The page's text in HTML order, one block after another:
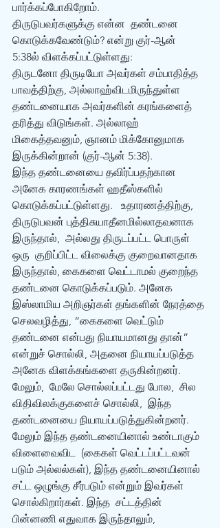
பார்க்கப்போகிறோம்.
திருடுபவர்களுக்கு என்ன  தண்டனை
கொடுக்கவேண்டும்? என்று குர்-ஆன்
5:38ல் விளக்கப்பட்டுள்ளது:
திருடனோ திருடியோ அவர்கள் சம்பாதித்த
பாவத்திற்கு, அல்லாஹ்விடமிருந்துள்ள
தண்டனையாக அவர்களின் கரங்களைத்
தரித்து விடுங்கள். அல்லாஹ்
மிகைத்தவனும், ஞானம் மிக்கோனுமாக
இருக்கின்றான் (குர்-ஆன் 5:38).
இந்த தண்டனையை தவிர்ப்பதற்கான
அனேக காரணங்கள் ஹதீஸ்களில்
கொடுக்கப்பட்டுள்ளது.   உதாரணத்திற்கு,
திருடுபவன் புத்திசுயாதீனமில்லாதவனாக
இருந்தால்,  அல்லது திருடப்பட்ட பொருள்
ஒரு  குறிப்பிட்ட விலைக்கு குறைவானதாக
இருந்தால், கைகளை வெட்டாமல் குறைந்த
தண்டனை கொடுக்கப்படும். அனேக
இஸ்லாமிய அறிஞர்கள் தங்களின் நேரத்தை
செலவழித்து, “கைகளை வெட்டும்
தண்டனை என்பது நியாயமானது தான்”
என்றுச் சொல்லி, அதனை நியாயப்படுத்த
அனேக விளக்கங்களை தருகின்றனர்.
மேலும்,  மேலே சொல்லப்பட்டது போல,  சில
விதிவிலக்குகளைச் சொல்லி,  இந்த
தண்டனையை நியாயப்படுத்துகின்றனர்.
மேலும் இந்த தண்டனையினால் உண்டாகும்
விளைவைவிட  (கைகள் வெட்டப்பட்டவன்
படும் அல்லல்கள்), இந்த தண்டனையினால்
சட்ட ஒழுங்கு சீர்படும் என்றும் இவர்கள்
சொல்கிறார்கள். இந்த  சட்டத்தின்
பின்னணி எதுவாக இருந்தாலும்,